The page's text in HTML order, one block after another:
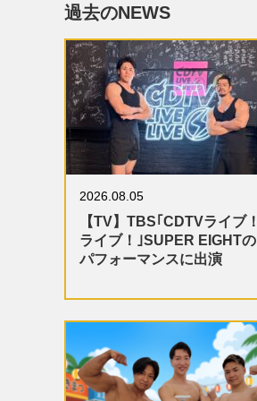
過去のNEWS
2026.08.05
【TV】TBS｢CDTVライブ！
ライブ！｣SUPER EIGHTの
パフォーマンスに出演